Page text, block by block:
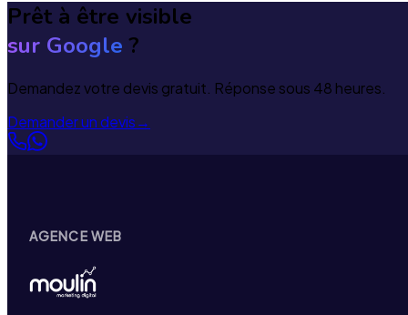
Prêt à être visible
sur Google ?
Demandez votre devis gratuit. Réponse sous 48 heures.
Demander un devis→
AGENCE WEB